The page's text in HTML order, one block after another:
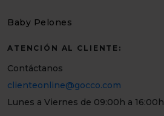
Baby Pelones
ATENCIÓN AL CLIENTE:
Contáctanos
clienteonline@gocco.com
Lunes a Viernes de 09:00h a 16:00h